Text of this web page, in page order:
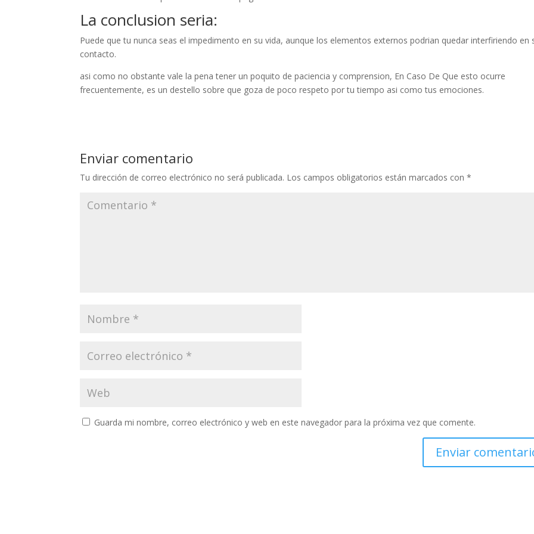
La conclusion seri­a:
Puede que tu nunca seas el impedimento en su vida, aunque los elementos externos podrian quedar interfiriendo en
contacto.
asi­ como no obstante vale la pena tener un poquito de paciencia y comprension, En Caso De Que esto ocurre
frecuentemente, es un destello sobre que goza de poco respeto por tu tiempo asi­ como tus emociones.
Enviar comentario
Tu dirección de correo electrónico no será publicada. Los campos obligatorios están marcados con*
Guarda mi nombre, correo electrónico y web en este navegador para la próxima vez que comente.